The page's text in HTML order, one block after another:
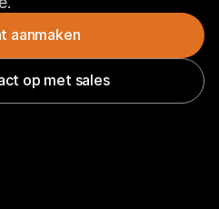
aanmaken
op met sales